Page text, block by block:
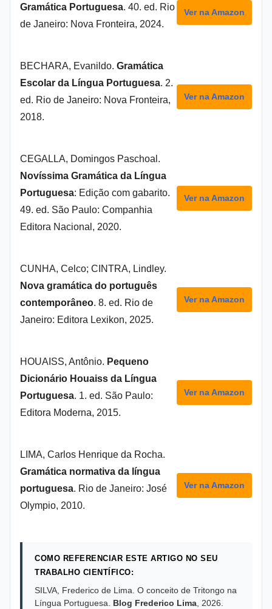
Gramática Portuguesa. 40. ed. Rio
de Janeiro: Nova Fronteira, 2024.
Ver na Amazon
BECHARA, Evanildo. Gramática
Escolar da Língua Portuguesa. 2.
ed. Rio de Janeiro: Nova Fronteira,
2018.
Ver na Amazon
CEGALLA, Domingos Paschoal.
Novíssima Gramática da Língua
Portuguesa: Edição com gabarito.
49. ed. São Paulo: Companhia
Editora Nacional, 2020.
Ver na Amazon
CUNHA, Celco; CINTRA, Lindley.
Nova gramática do português
contemporâneo. 8. ed. Rio de
Janeiro: Editora Lexikon, 2025.
Ver na Amazon
HOUAISS, Antônio. Pequeno
Dicionário Houaiss da Língua
Portuguesa. 1. ed. São Paulo:
Editora Moderna, 2015.
Ver na Amazon
LIMA, Carlos Henrique da Rocha.
Gramática normativa da língua
portuguesa. Rio de Janeiro: José
Olympio, 2010.
Ver na Amazon
COMO REFERENCIAR ESTE ARTIGO NO SEU
TRABALHO CIENTÍFICO:
SILVA, Frederico de Lima. O conceito de Tritongo na
Língua Portuguesa. Blog Frederico Lima 2026